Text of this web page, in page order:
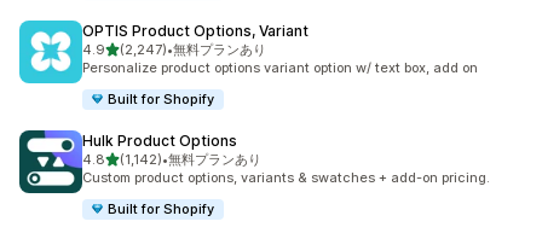
OPTIS Product Options, Variant
4.95つ星中
(2,247)
合計レビュー数：2247件
•無料プランあり
Personalize product options variant option w/ text box, add on
Built for Shopify
Hulk Product Options
4.85つ星中
(1,142)
合計レビュー数：1142件
•無料プランあり
Custom product options, variants & swatches + add-on pricing.
Built for Shopify